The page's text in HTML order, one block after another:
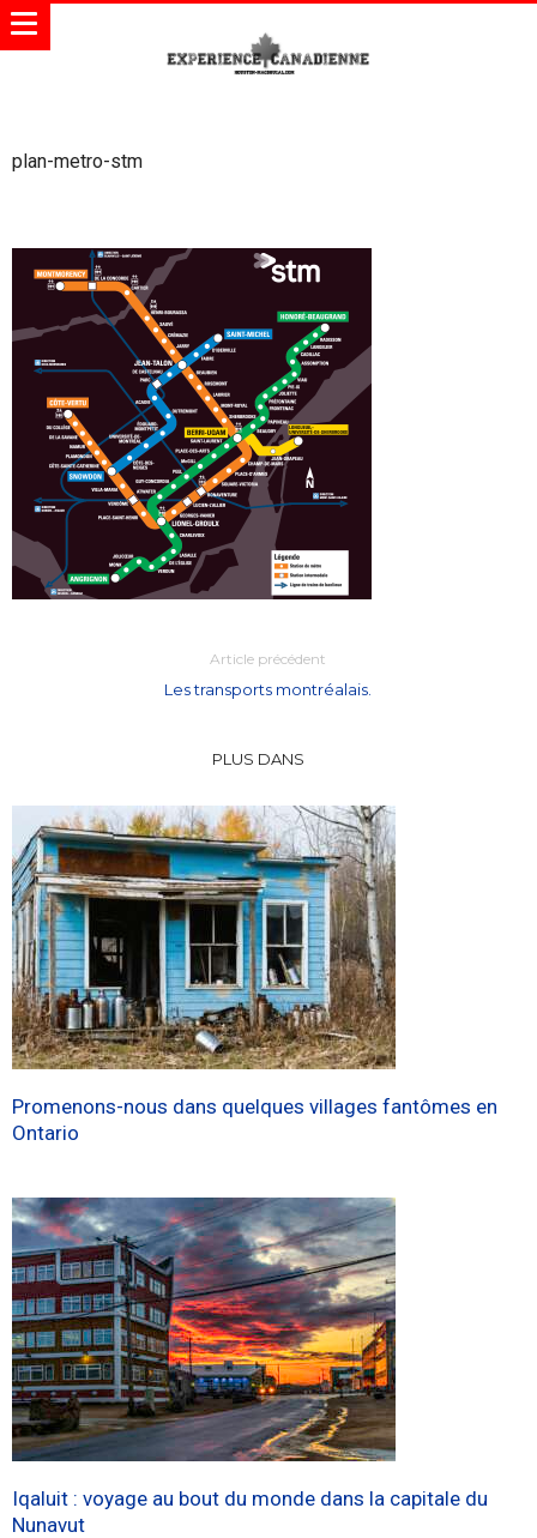
plan-metro-stm
Article précédent
Les transports montréalais.
PLUS DANS
Promenons-nous dans quelques villages fantômes en
Ontario
Iqaluit : voyage au bout du monde dans la capitale du
Nunavut